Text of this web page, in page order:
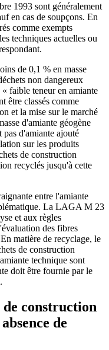
1993 sont généralement
en cas de soupçons. En
comme exempts
techniques actuelles ou
de 0,1 % en masse
non dangereux
faible teneur en amiante
être classés comme
et la mise sur le marché
d'amiante géogène
d'amiante ajouté
sur les produits
de construction
recyclés jusqu'à cette
entre l'amiante
La LAGA M 23
et aux règles
des fibres
matière de recyclage, le
de construction
technique sont
doit être fournie par le
construction
de